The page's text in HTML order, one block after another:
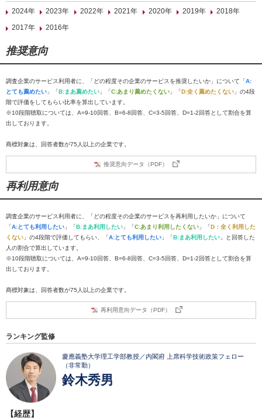
2024年
2023年 2022年 2021年 2020年 2019年
2018年
2017年
2016年
推奨意向
調査企業のサービス利用者に、「どの程度その企業のサービスを推奨したいか」について「A:
とても薦めたい 」「B:まあ薦めたい 」「C:あまり薦めたくない 」「D:全く薦めたくない 」の4段
階で評価をしてもらい比率を算出しています。
※10段階聴取については、A=9-10回答、B=6-8回答、C=3-5回答、D=1-2回答として割合を算
出しております。
商標対象は、回答者数が75人以上の企業です。
推奨意向データ（PDF）
再利用意向
調査企業のサービス利用者に、「どの程度その企業のサービスを再利用したいか」について
「A:とても利用したい 」「B:まあ利用したい 」「C:あまり利用したくない 」「D：全く利用した
くない 」の4段階で評価してもらい、「A:とても利用したい 」「B:まあ利用したい 」と回答した
人の割合で算出しています。
※10段階聴取については、A=9-10回答、B=6-8回答、C=3-5回答、D=1-2回答として割合を算
出しております。
商標対象は、回答者数が75人以上の企業です。
再利用意向データ（PDF）
ランキング監修
慶應義塾大学理工学部教授／内閣府 上席科学技術政策フェロー
（非常勤）
鈴木秀男
【経歴】